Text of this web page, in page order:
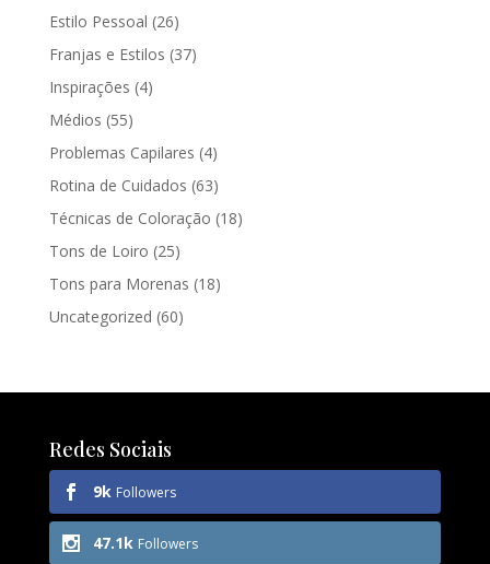
Estilo Pessoal (26)
Franjas e Estilos (37)
Inspirações (4)
Médios (55)
Problemas Capilares (4)
Rotina de Cuidados (63)
Técnicas de Coloração (18)
Tons de Loiro (25)
Tons para Morenas (18)
Uncategorized (60)
Redes Sociais
9k Followers
47.1k Followers